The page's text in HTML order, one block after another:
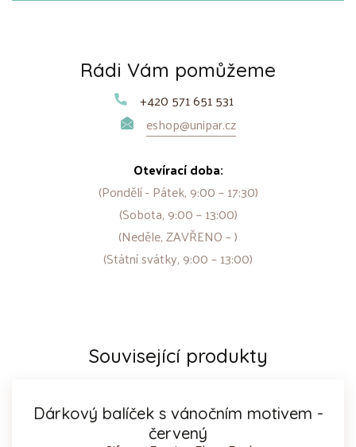
Rádi Vám pomůžeme
+420 571 651 531
eshop@unipar.cz
Otevírací doba:
(Pondělí - Pátek, 9:00 – 17:30)
(Sobota, 9:00 – 13:00)
(Neděle, ZAVŘENO – )
(Státní svátky, 9:00 – 13:00)
Související produkty
Dárkový balíček s vánočním motivem -
červený